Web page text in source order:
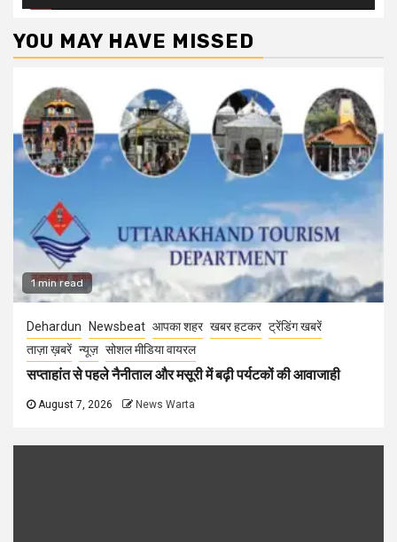
YOU MAY HAVE MISSED
1 min read
Dehardun Newsbeat आपका शहर खबर हटकर ट्रेंडिंग खबरें
ताज़ा ख़बरें न्यूज़ सोशल मीडिया वायरल
सप्ताहांत से पहले नैनीताल और मसूरी में बढ़ी पर्यटकों की आवाजाही
August 7, 2026 News Warta